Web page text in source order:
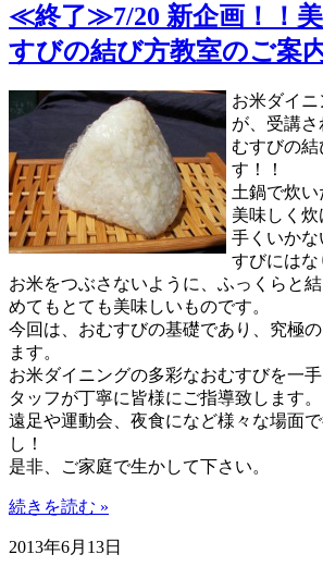
≪終了≫7/20 新企画！！
すびの結び方教室のご案
お米ダイ
が、受講
むすびの結
す！！
土鍋で炊い
美味しく
手くいか
すびにはな
お米をつぶさないように、ふっくらと
めてもとても美味しいものです。
今回は、おむすびの基礎であり、究極
ます。
お米ダイニングの多彩なおむすびを一
タッフが丁寧に皆様にご指導致します。
遠足や運動会、夜食になど様々な場面
し！
是非、ご家庭で生かして下さい。
続きを読む »
2013年6月13日